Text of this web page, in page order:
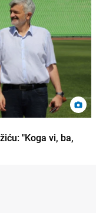
"Koga vi, ba,